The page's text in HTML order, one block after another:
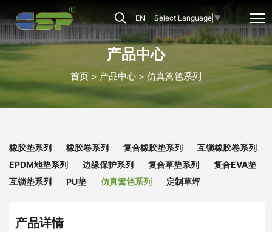
EN Select Language ▼
仿
真
篱
笆
系
列
产品中心
首页 产品中心 仿真篱笆系列
橡胶垫系列 橡胶卷系列 复合橡胶垫系列
互锁橡胶卷系列
EPDM地垫系列
边缘保护系列 复合草垫系列
复合EVA垫
互锁垫系列
PU垫 仿真篱笆系列 定制草坪
产品详情